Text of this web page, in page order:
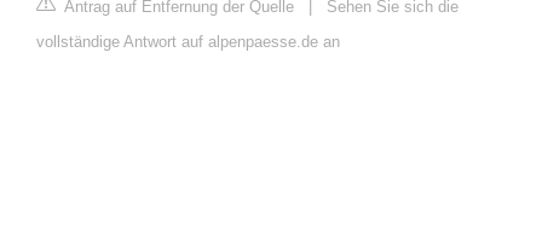
Antrag auf Entfernung der Quelle | Sehen Sie sich die
vollständige Antwort auf alpenpaesse.de an